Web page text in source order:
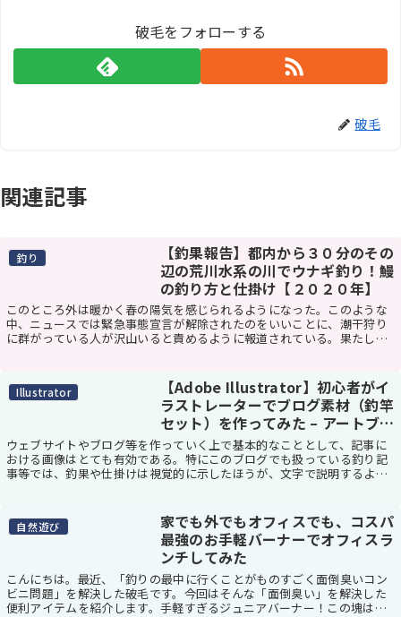
破毛をフォローする
破毛
関連記事
釣り
【釣果報告】都内から３０分のその
辺の荒川水系の川でウナギ釣り！鰻
の釣り方と仕掛け【２０２０年】
このところ外は暖かく春の陽気を感じられるようになった。このような
中、ニュースでは緊急事態宣言が解除されたのをいいことに、潮干狩り
に群がっている人が沢山いると責めるように報道されている。果たして
Illustrator
【Adobe Illustrator】初心者がイ
ラストレーターでブログ素材（釣竿
セット）を作ってみた – アートブ
ラシ機能編
ウェブサイトやブログ等を作っていく上で基本的なこととして、記事に
おける画像はとても有効である。特にこのブログでも扱っている釣り記
事等では、釣果や仕掛けは視覚的に示したほうが、文字で説明するより
自然遊び
家でも外でもオフィスでも、コスパ
最強のお手軽バーナーでオフィスラ
ンチしてみた
こんにちは。最近、「釣りの最中に行くことがものすごく面倒臭いコン
ビニ問題」を解決した破毛です。今回はそんな「面倒臭い」を解決した
便利アイテムを紹介します。手軽すぎるジュニアバーナー！この塊はた